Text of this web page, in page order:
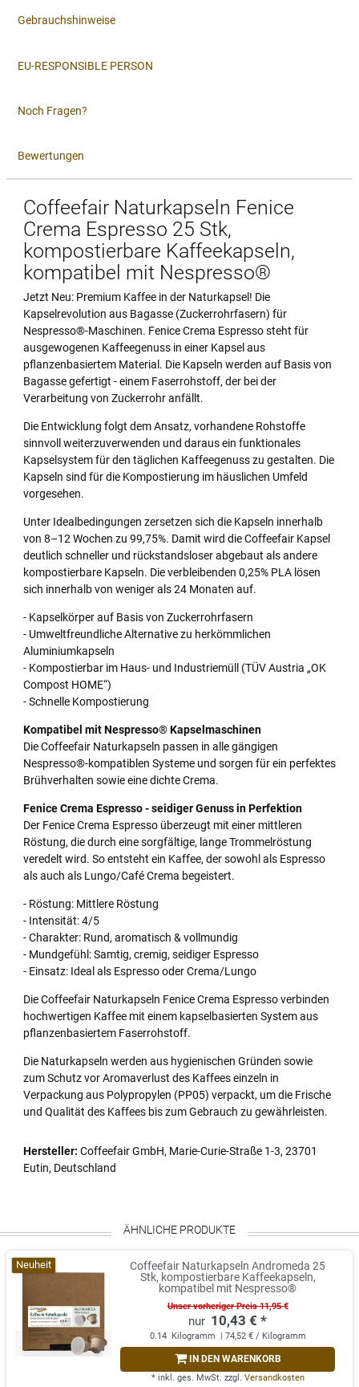
Gebrauchshinweise
EU-RESPONSIBLE PERSON
Noch Fragen?
Bewertungen
Coffeefair Naturkapseln Fenice
Crema Espresso 25 Stk,
kompostierbare Kaffeekapseln,
kompatibel mit Nespresso®
Jetzt Neu: Premium Kaffee in der Naturkapsel! Die
Kapselrevolution aus Bagasse (Zuckerrohrfasern) für
Nespresso®-Maschinen. Fenice Crema Espresso steht für
ausgewogenen Kaffeegenuss in einer Kapsel aus
pflanzenbasiertem Material. Die Kapseln werden auf Basis von
Bagasse gefertigt - einem Faserrohstoff, der bei der
Verarbeitung von Zuckerrohr anfällt.
Die Entwicklung folgt dem Ansatz, vorhandene Rohstoffe
sinnvoll weiterzuverwenden und daraus ein funktionales
Kapselsystem für den täglichen Kaffeegenuss zu gestalten. Die
Kapseln sind für die Kompostierung im häuslichen Umfeld
vorgesehen.
Unter Idealbedingungen zersetzen sich die Kapseln innerhalb
von 8–12 Wochen zu 99,75%. Damit wird die Coffeefair Kapsel
deutlich schneller und rückstandsloser abgebaut als andere
kompostierbare Kapseln. Die verbleibenden 0,25% PLA lösen
sich innerhalb von weniger als 24 Monaten auf.
- Kapselkörper auf Basis von Zuckerrohrfasern
- Umweltfreundliche Alternative zu herkömmlichen
Aluminiumkapseln
- Kompostierbar im Haus- und Industriemüll (TÜV Austria „OK
Compost HOME“)
- Schnelle Kompostierung
Kompatibel mit Nespresso®Kapselmaschinen
Die Coffeefair Naturkapseln passen in alle gängigen
Nespresso®-kompatiblen Systeme und sorgen für ein perfektes
Brühverhalten sowie eine dichte Crema.
Fenice Crema Espresso - seidiger Genuss in Perfektion
Der Fenice Crema Espresso überzeugt mit einer mittleren
Röstung, die durch eine sorgfältige, lange Trommelröstung
veredelt wird. So entsteht ein Kaffee, der sowohl als Espresso
als auch als Lungo/Café Crema begeistert.
- Röstung: Mittlere Röstung
- Intensität: 4/5
- Charakter: Rund, aromatisch & vollmundig
- Mundgefühl: Samtig, cremig, seidiger Espresso
- Einsatz: Ideal als Espresso oder Crema/Lungo
Die Coffeefair Naturkapseln Fenice Crema Espresso verbinden
hochwertigen Kaffee mit einem kapselbasierten System aus
pflanzenbasiertem Faserrohstoff.
Die Naturkapseln werden aus hygienischen Gründen sowie
zum Schutz vor Aromaverlust des Kaffees einzeln in
Verpackung aus Polypropylen (PP05) verpackt, um die Frische
und Qualität des Kaffees bis zum Gebrauch zu gewährleisten.
Hersteller: Coffeefair GmbH, Marie-Curie-Straße 1-3, 23701
Eutin, Deutschland
ÄHNLICHE PRODUKTE
Neuheit
Coffeefair Naturkapseln Andromeda 25
Stk, kompostierbare Kaffeekapseln,
kompatibel mit Nespresso®
Unser vorheriger Preis 11,95 €
10,43 € *
0.14 Kilogramm | 74,52 € / Kilogramm
IN DEN WARENKORB
* inkl. ges. MwSt. zzgl. Versandkosten